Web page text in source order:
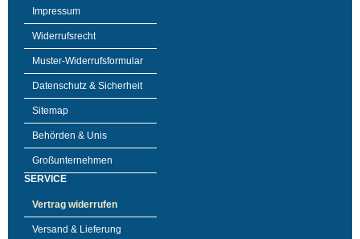
Impressum
Widerrufsrecht
Muster-Widerrufsformular
Datenschutz & Sicherheit
Sitemap
Behörden & Unis
Großunternehmen
SERVICE
Vertrag widerrufen
Versand & Lieferung